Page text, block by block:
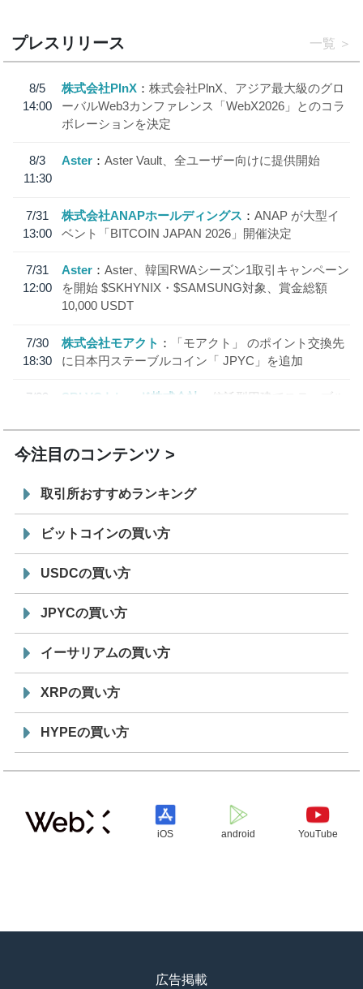
プレスリリース 一覧
8/5
14:00
株式会社PlnX
株式会社PlnX、アジア最大級のグロ
ーバルWeb3カンファレンス「WebX2026」とのコラ
ボレーションを決定
8/3
11:30
Aster Aster Vault、全ユーザー向けに提供開始
7/31
13:00
株式会社ANAPホールディングス
ANAP が大型イ
ベント「BITCOIN JAPAN 2026」開催決定
7/31
12:00
Aster
Aster、韓国RWAシーズン1取引キャンペーン
を開始 $SKHYNIX・$SAMSUNG対象、賞金総額
10,000 USDT
7/30
18:30
株式会社モアクト
「モアクト」 のポイント交換先
に日本円ステーブルコイン「 JPYC」を追加
7/29
SBI VCトレード株式会社
信託型円建てステーブル
今注目のコンテンツ
取引所おすすめランキング
ビットコインの買い方
USDCの買い方
JPYCの買い方
イーサリアムの買い方
XRPの買い方
HYPEの買い方
iOS android YouTube
広告掲載